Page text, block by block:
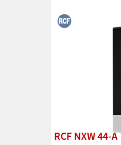
RCF NXW 44-A